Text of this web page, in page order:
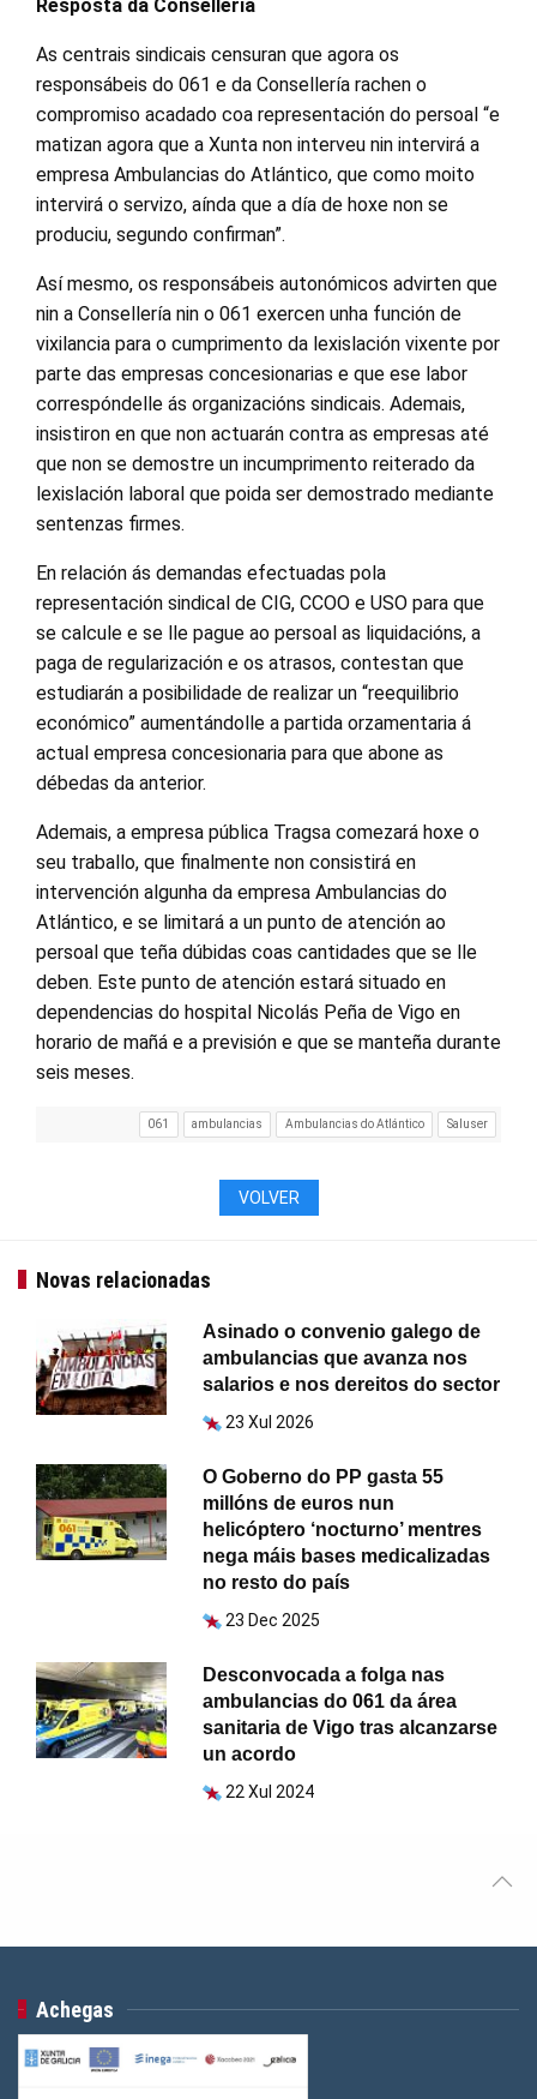
Resposta da Consellería
As centrais sindicais censuran que agora os
responsábeis do 061 e da Consellería rachen o
compromiso acadado coa representación do persoal “e
matizan agora que a Xunta non interveu nin intervirá a
empresa Ambulancias do Atlántico, que como moito
intervirá o servizo, aínda que a día de hoxe non se
produciu, segundo confirman”.
Así mesmo, os responsábeis autonómicos advirten que
nin a Consellería nin o 061 exercen unha función de
vixilancia para o cumprimento da lexislación vixente por
parte das empresas concesionarias e que ese labor
correspóndelle ás organizacións sindicais. Ademais,
insistiron en que non actuarán contra as empresas até
que non se demostre un incumprimento reiterado da
lexislación laboral que poida ser demostrado mediante
sentenzas firmes.
En relación ás demandas efectuadas pola
representación sindical de CIG, CCOO e USO para que
se calcule e se lle pague ao persoal as liquidacións, a
paga de regularización e os atrasos, contestan que
estudiarán a posibilidade de realizar un “reequilibrio
económico” aumentándolle a partida orzamentaria á
actual empresa concesionaria para que abone as
débedas da anterior.
Ademais, a empresa pública Tragsa comezará hoxe o
seu traballo, que finalmente non consistirá en
intervención algunha da empresa Ambulancias do
Atlántico, e se limitará a un punto de atención ao
persoal que teña dúbidas coas cantidades que se lle
deben. Este punto de atención estará situado en
dependencias do hospital Nicolás Peña de Vigo en
horario de mañá e a previsión e que se manteña durante
seis meses.
061 ambulancias Ambulancias do Atlántico Saluser
VOLVER
Novas relacionadas
Asinado o convenio galego de
ambulancias que avanza nos
salarios e nos dereitos do sector
23 Xul 2026
O Goberno do PP gasta 55
millóns de euros nun
helicóptero ‘nocturno’ mentres
nega máis bases medicalizadas
no resto do país
23 Dec 2025
Desconvocada a folga nas
ambulancias do 061 da área
sanitaria de Vigo tras alcanzarse
un acordo
22 Xul 2024
Achegas